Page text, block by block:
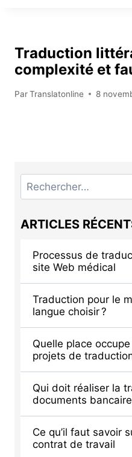
Traduction
complexité et
ParTranslatonline 8
Rechercher :
ARTICLES
Processus de
site Web médical
Traduction pour le
langue choisir ?
Quelle place
projets de
Qui doit réaliser la
documents
Ce qu’il faut savoir
contrat de travail